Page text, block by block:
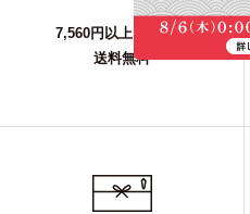
7,560円以上ご購入で
送料無料